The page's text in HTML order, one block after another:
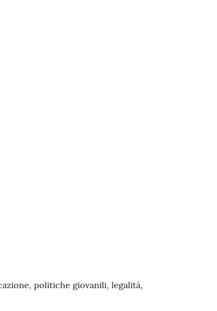
politiche giovanili, legalità,